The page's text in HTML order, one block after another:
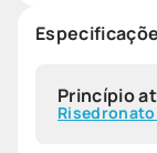
Princípio